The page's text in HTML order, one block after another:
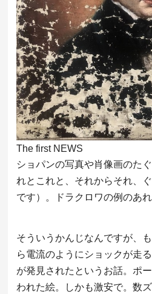
The first NEWS
ショパンの写真や肖像画のた
れとこれと、それからそれ、
です）。ドラクロワの例のあれ
そういうかんじなんですが、
ら電流のようにショックが走
が発見されたというお話。ポ
われた絵。しかも激安で。数